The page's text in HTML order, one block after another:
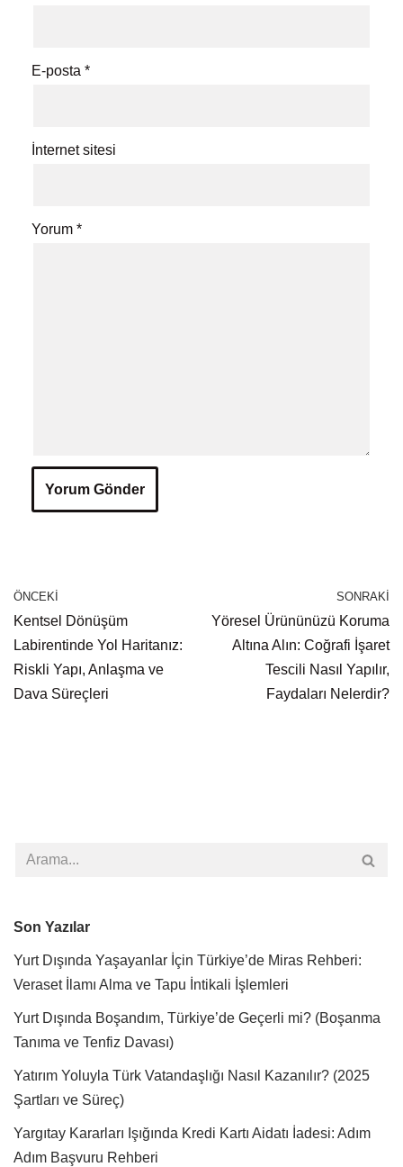
E-posta *
İnternet sitesi
Yorum *
ÖNCEKI
Kentsel Dönüşüm
Labirentinde Yol Haritanız:
Riskli Yapı, Anlaşma ve
Dava Süreçleri
SONRAKI
Yöresel Ürününüzü Koruma
Altına Alın: Coğrafi İşaret
Tescili Nasıl Yapılır,
Faydaları Nelerdir?
Son Yazılar
Yurt Dışında Yaşayanlar İçin Türkiye’de Miras Rehberi:
Veraset İlamı Alma ve Tapu İntikali İşlemleri
Yurt Dışında Boşandım, Türkiye’de Geçerli mi? (Boşanma
Tanıma ve Tenfiz Davası)
Yatırım Yoluyla Türk Vatandaşlığı Nasıl Kazanılır? (2025
Şartları ve Süreç)
Yargıtay Kararları Işığında Kredi Kartı Aidatı İadesi: Adım
Adım Başvuru Rehberi